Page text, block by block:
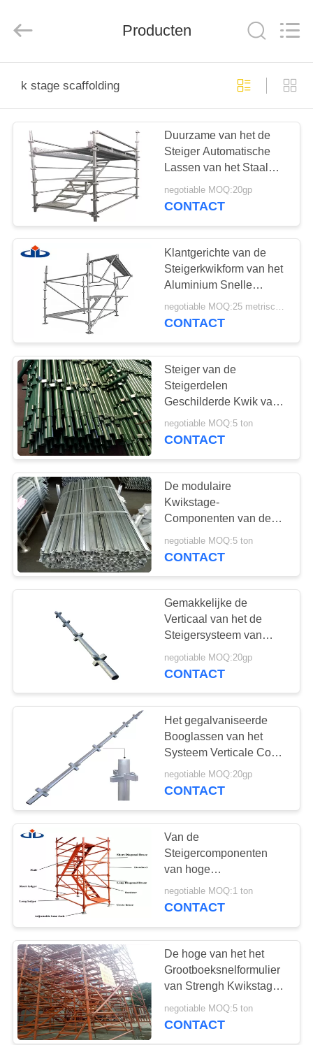
PRODUCTEN
OVER
ONS
FABRIEK
TOCHT
KWALITEITSCONTROLE
CONTACT
MET
ONS
OP
VERZOEK
OM
EEN
CITAAT
SITEMAP
PRIVACY
POLICY
Formwork
System
All
Reserved.
Producten
k stage scaffolding
Duurzame van het de
Steiger Automatische
Lassen van het Staal
Tubulaire K Stadium de
Bouwsnelheid Fleetly
negotiable MOQ:20gp
CONTACT
Klantgerichte van de
Steigerkwikform van het
Aluminium Snelle
Stadium de
Steigerenergie -
negotiable MOQ:25 metrische tonnen
CONTACT
Steiger van de
Steigerdelen
Geschilderde Kwik van
het bouw de Duurzame
Snelle Stadium
negotiable MOQ:5 ton
CONTACT
De modulaire
Kwikstage-
Componenten van de
het Stadiumsteiger van
het Steigersysteem
negotiable MOQ:5 ton
CONTACT
Gemakkelijke de
Verticaal van het de
Steigersysteem van
Professionakwikstage
assembleert voor
negotiable MOQ:20gp
CONTACT
Het gegalvaniseerde
Booglassen van het
Systeem Verticale Co2
van de Staalq235
Kwikstage Steiger
negotiable MOQ:20gp
CONTACT
Van de
Steigercomponenten
van hoge
Prestatieskwikstage
Systeem van de het
negotiable MOQ:1 ton
CONTACT
De hoge van het het
Grootboeksnelformulier
van Strengh Kwikstage
Energie van de de
Steiger Gemakkelijke
negotiable MOQ:5 ton
CONTACT